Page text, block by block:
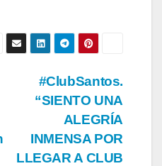
#ClubSantos.
“SIENTO UNA
ALEGRÍA
INMENSA POR
LLEGAR A CLUB